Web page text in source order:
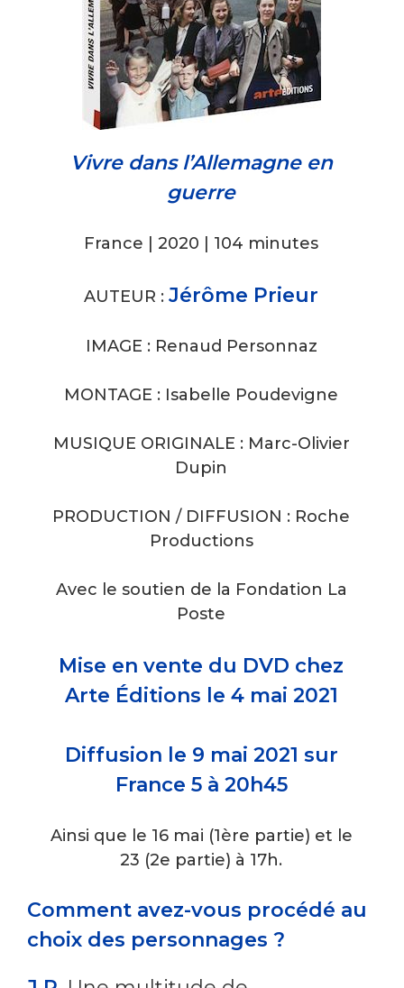
Vivre dans l’Allemagne en
guerre
France | 2020 | 104 minutes
AUTEUR :Jérôme Prieur
IMAGE : Renaud Personnaz
MONTAGE : Isabelle Poudevigne
MUSIQUE ORIGINALE : Marc-Olivier
Dupin
PRODUCTION / DIFFUSION : Roche
Productions
Avec le soutien de la Fondation La
Poste
Mise en vente du DVD chez
Arte Éditions le 4 mai 2021
Diffusion le 9 mai 2021 sur
France 5 à 20h45
Ainsi que le 16 mai (1ère partie) et le
23 (2e partie) à 17h.
Comment avez-vous procédé au
choix des personnages ?